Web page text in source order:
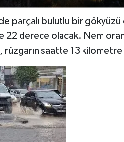
parçalı bulutlu bir gökyüzü
22 derece olacak. Nem
rüzgarın saatte 13